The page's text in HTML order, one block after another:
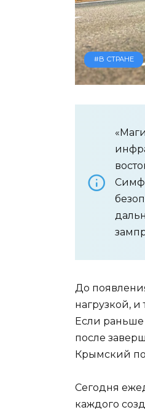
#В СТРАНЕ
До
нагрузкой,
Если раньше
после
Крымский
Сегодня
каждого